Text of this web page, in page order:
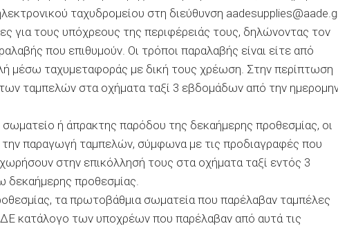
ταχυδρομείου στη διεύθυνση
για τους υπόχρεους της περιφέρειάς τους, δηλώνοντας τον
που επιθυμούν. Οι τρόποι παραλαβής είναι είτε από
μέσω ταχυμεταφοράς με δική τους χρέωση. Στην περίπτωση
ταμπελών στα οχήματα ταξί 3 εβδομάδων από την
ή άπρακτης παρόδου της δεκαήμερης προθεσμίας, οι
την παραγωγή ταμπελών, σύμφωνα με τις προδιαγραφές που
στην επικόλλησή τους στα οχήματα ταξί εντός 3
προθεσμίας.
τα πρωτοβάθμια σωματεία που παρέλαβαν ταμπέλες
κατάλογο των υποχρέων που παρέλαβαν από αυτά τις